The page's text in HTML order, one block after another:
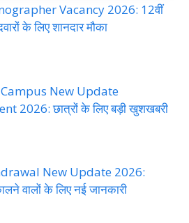
Vacancy 2026: 12वीं
के लिए शानदार मौका
New Update
2026: छात्रों के लिए बड़ी खुशखबरी
New Update 2026:
वालों के लिए नई जानकारी